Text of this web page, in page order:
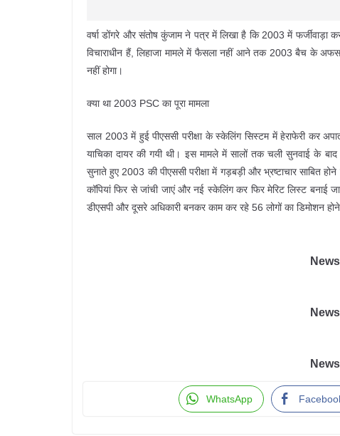
वर्षा डोंगरे और संतोष कुंजाम ने पत्र में लिखा है कि 2003 में फर्जीवाड़ा
विचाराधीन हैं, लिहाजा मामले में फैसला नहीं आने तक 2003 बैच के
नहीं होगा।
क्या था 2003 PSC का पूरा मामला
साल 2003 में हुई पीएससी परीक्षा के स्केलिंग सिस्टम में हेराफेरी कर
याचिका दायर की गयी थी। इस मामले में सालों तक चली सुनवाई के
सुनाते हुए 2003 की पीएससी परीक्षा में गड़बड़ी और भ्रष्टाचार साबित
कॉपियां फिर से जांची जाएं और नई स्केलिंग कर फिर मेरिट लिस्ट
डीएसपी और दूसरे अधिकारी बनकर काम कर रहे 56 लोगों का डिमोशन
WhatsApp